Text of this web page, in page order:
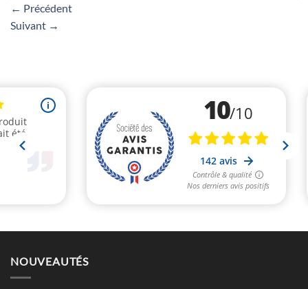
← Précédent
Suivant →
NOUVEAUTÉS